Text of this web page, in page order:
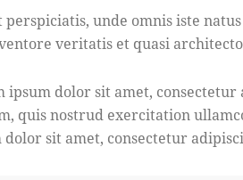
perspiciatis, unde omnis iste
veritatis et quasi
ipsum dolor sit amet,
quis nostrud exercitation
dolor sit amet, consectetur